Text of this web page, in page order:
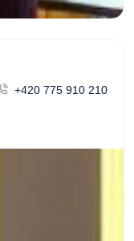
+420 775 910 210